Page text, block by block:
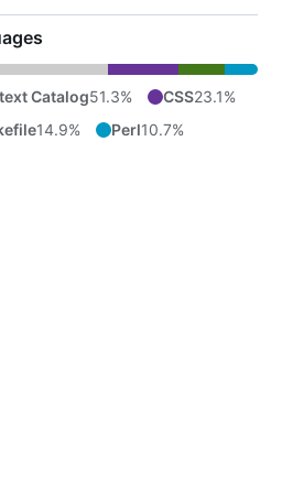
Catalog51.3% CSS23.1%
14.9% Perl10.7%